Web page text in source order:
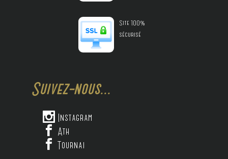
Site 100%
sécurisé
Suivez-nous...
 Instagram
 Ath
 Tournai